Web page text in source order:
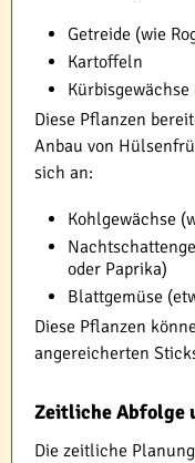
Getreide (wie
Kartoffeln
Diese Pflanzen
Anbau von
sich an:
Kohlgewächse
oder Paprika)
Blattgemüse
Diese Pflanzen
angereicherten
Zeitliche Abfolge
Die zeitliche